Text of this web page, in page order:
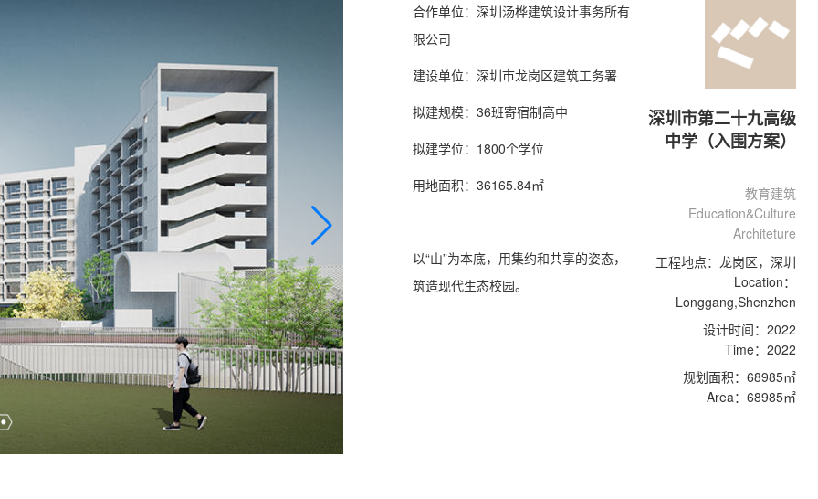
深圳市第二十九高级
中学（入围方案）
教育建筑
Education&Culture
Architeture
工程地点：龙岗区，深圳
Location：
Longgang,Shenzhen
设计时间：2022
Time：2022
规划面积：68985㎡
Area：68985㎡
合作单位：深圳汤桦建筑设计事务所有
限公司
建设单位：深圳市龙岗区建筑工务署
拟建规模：36班寄宿制高中
拟建学位：1800个学位
用地面积：36165.84㎡
以“山”为本底，用集约和共享的姿态，
筑造现代生态校园。